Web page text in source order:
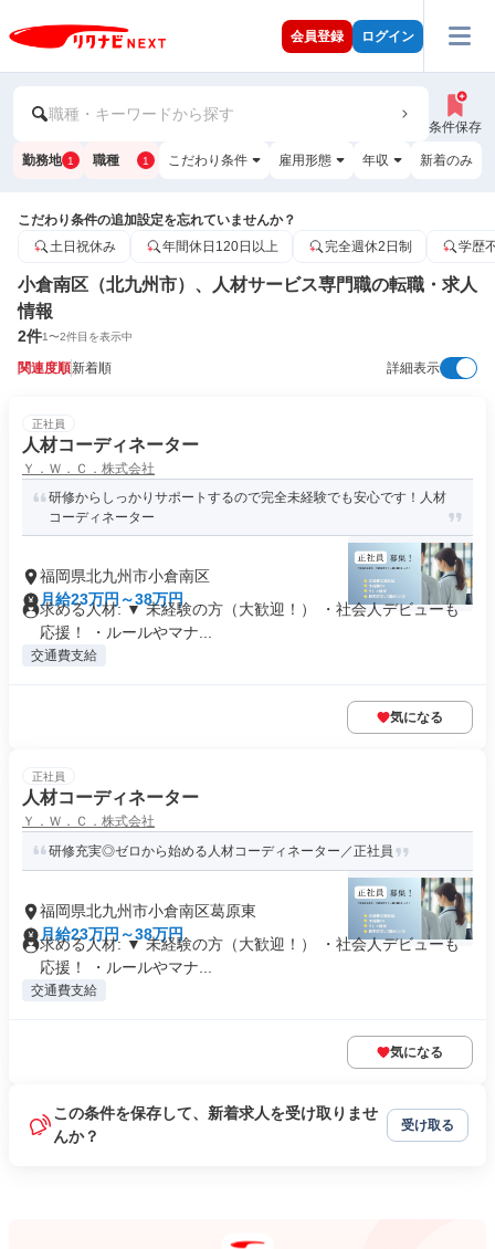
会員登録 ログイン
職種・キーワードから探す
条件保存
勤務地 1 職種 1 こだわり条件 雇用形態 年収 新着のみ
こだわり条件の追加設定を忘れていませんか？
土日祝休み
年間休日120日以上 完全週休2日制 学歴
小倉南区（北九州市）、人材サービス専門職の転職・求人
情報
2件1〜2件目を表示中
関連度順新着順 詳細表示
正社員
人材コーディネーター
Ｙ．Ｗ．Ｃ．株式会社
研修からしっかりサポートするので完全未経験でも安心です！人材
コーディネーター
福岡県北九州市小倉南区
月給23万円～38万円
求める人材: ▼ 未経験の方（大歓迎！） ・社会人デビューも
応援！ ・ルールやマナ...
交通費支給
気になる
正社員
人材コーディネーター
Ｙ．Ｗ．Ｃ．株式会社
研修充実◎ゼロから始める人材コーディネーター／正社員
福岡県北九州市小倉南区葛原東
月給23万円～38万円
求める人材: ▼ 未経験の方（大歓迎！） ・社会人デビューも
応援！ ・ルールやマナ...
交通費支給
気になる
この条件を保存して、新着求人を受け取りませ
んか？
受け取る